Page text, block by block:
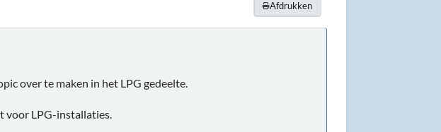
Afdrukken
over te maken in het LPG gedeelte.
voor LPG-installaties.